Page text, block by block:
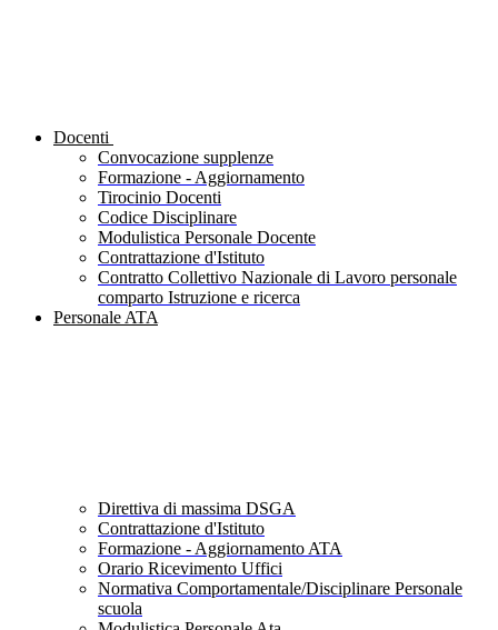
Docenti
Convocazione supplenze
Formazione - Aggiornamento
Tirocinio Docenti
Codice Disciplinare
Modulistica Personale Docente
Contrattazione d'Istituto
Contratto Collettivo Nazionale di Lavoro personale
comparto Istruzione e ricerca
Personale ATA
Direttiva di massima DSGA
Contrattazione d'Istituto
Formazione - Aggiornamento ATA
Orario Ricevimento Uffici
Normativa Comportamentale/Disciplinare Personale
scuola